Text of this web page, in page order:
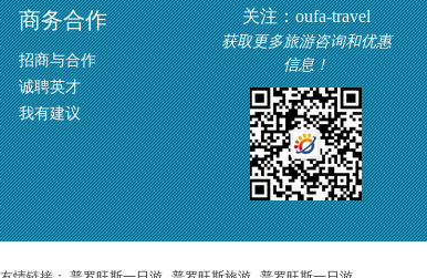
商务合作
招商与合作
诚聘英才
我有建议
关注：oufa-travel
获取更多旅游咨询和优惠
信息！